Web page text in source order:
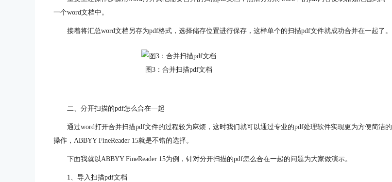
一个word文档中。
接着将汇总word文档另存为pdf格式，选择储存位置进行保存，这样单个的扫描pdf文件就成功合并在一起了。
图3：合并扫描pdf文档
二、分开扫描的pdf怎么合在一起
通过word打开合并扫描pdf文件的过程较为麻烦，这时我们就可以通过专业的pdf处理软件实现更为方便简洁的
操作，ABBYY FineReader 15就是不错的选择。
下面我就以ABBYY FineReader 15为例，针对分开扫描的pdf怎么合在一起的问题为大家做演示。
1、导入扫描pdf文档